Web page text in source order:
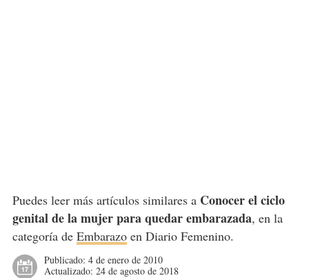
Puedes leer más artículos similares a Conocer el ciclo
genital de la mujer para quedar embarazada, en la
categoría de Embarazoen Diario Femenino.
Publicado: 4 de enero de 2010
Actualizado: 24 de agosto de 2018